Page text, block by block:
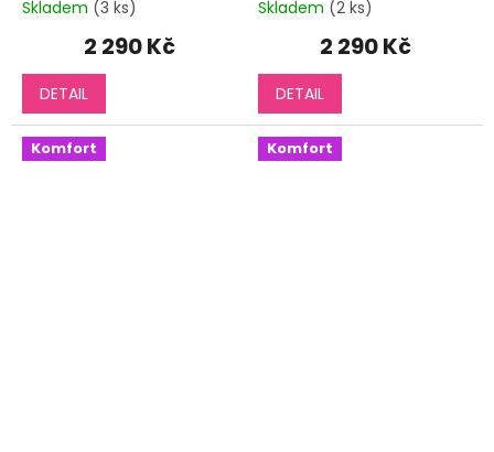
Skladem (3 ks)
2 290 Kč
DETAIL
Skladem (2 ks)
2 290 Kč
DETAIL
Komfort Komfort